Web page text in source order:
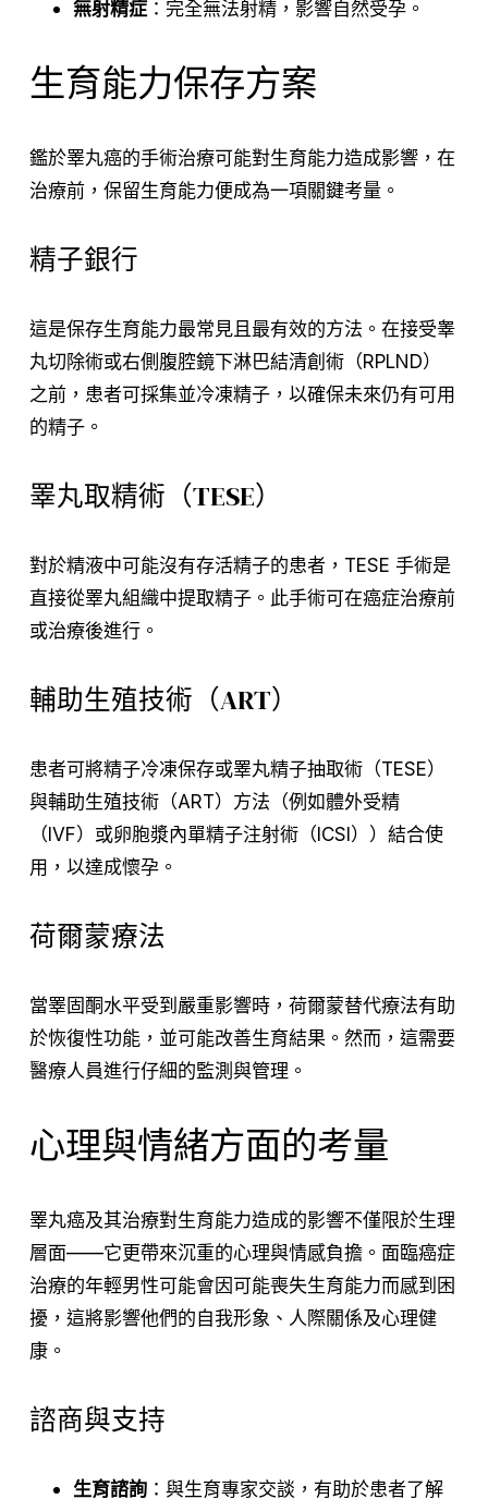
無射精症：完全無法射精，影響自然受孕。
生育能力保存方案
鑑於睪丸癌的手術治療可能對生育能力造成影響，在
治療前，保留生育能力便成為一項關鍵考量。
精子銀行
這是保存生育能力最常見且最有效的方法。在接受睾
丸切除術或右側腹腔鏡下淋巴結清創術（RPLND）
之前，患者可採集並冷凍精子，以確保未來仍有可用
的精子。
睪丸取精術（TESE）
對於精液中可能沒有存活精子的患者，TESE 手術是
直接從睪丸組織中提取精子。此手術可在癌症治療前
或治療後進行。
輔助生殖技術（ART）
患者可將精子冷凍保存或睪丸精子抽取術（TESE）
與輔助生殖技術（ART）方法（例如體外受精
（IVF）或卵胞漿內單精子注射術（ICSI））結合使
用，以達成懷孕。
荷爾蒙療法
當睪固酮水平受到嚴重影響時，荷爾蒙替代療法有助
於恢復性功能，並可能改善生育結果。然而，這需要
醫療人員進行仔細的監測與管理。
心理與情緒方面的考量
睪丸癌及其治療對生育能力造成的影響不僅限於生理
層面——它更帶來沉重的心理與情感負擔。面臨癌症
治療的年輕男性可能會因可能喪失生育能力而感到困
擾，這將影響他們的自我形象、人際關係及心理健
康。
諮商與支持
生育諮詢：與生育專家交談，有助於患者了解